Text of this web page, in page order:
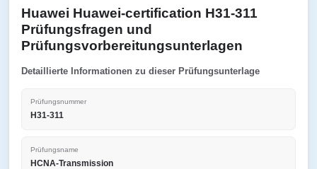
Huawei Huawei-certification H31-311
Prüfungsfragen und
Prüfungsvorbereitungsunterlagen
Detaillierte Informationen zu dieser Prüfungsunterlage
Prüfungsnummer
H31-311
Prüfungsname
HCNA-Transmission